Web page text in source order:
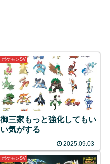
ポケモンSV
御三家もっと強化してもい
い気がする
2025.09.03
ポケモンSV